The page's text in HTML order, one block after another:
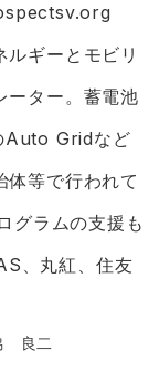
ギーとモビリ
ーター。蓄電池
Auto Gridなど
体等で行われて
グラムの支援も
、丸紅、住友
良二